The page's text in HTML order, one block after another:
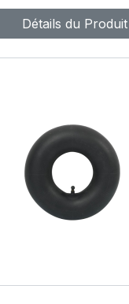
Détails du Produit